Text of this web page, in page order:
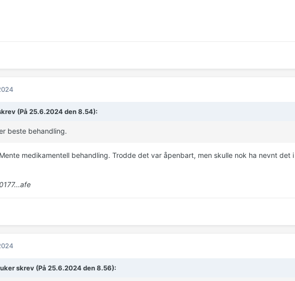
(På 25.6.2024 den 8.54):
beste behandling.
medikamentell behandling. Trodde det var åpenbart, men skulle nok ha nevnt det
skrev (På 25.6.2024 den 8.56):